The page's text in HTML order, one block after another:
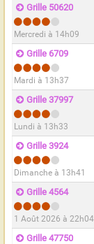
Grille 50620
Mercredi à 14h09
Grille 6709
Mardi à 13h37
Grille 37997
Lundi à 13h33
Grille 3924
Dimanche à 13h41
Grille 4564
1 Août 2026 à 22h04
Grille 47750